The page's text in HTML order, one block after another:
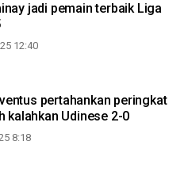
jadi pemain terbaik Liga
12:40
pertahankan peringkat
kalahkan Udinese 2-0
8:18